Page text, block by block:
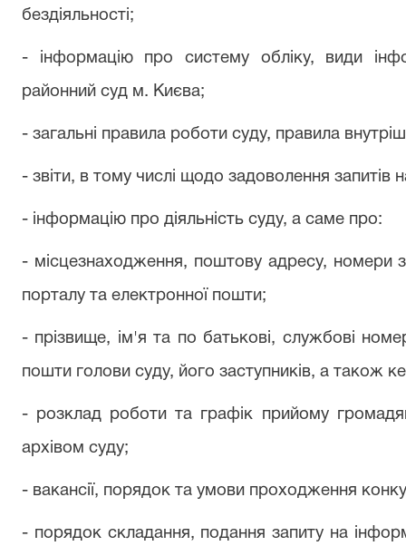
бездіяльності;
- інформацію про систему обліку, види
районний суд м. Києва;
- загальні правила роботи суду, правила
- звіти, в тому числі щодо задоволення запитів
- інформацію про діяльність суду, а саме про:
- місцезнаходження, поштову адресу, номери
порталу та електронної пошти;
- прізвище, ім'я та по батькові, службові
пошти голови суду, його заступників, а також
- розклад роботи та графік прийому
архівом суду;
- вакансії, порядок та умови проходження
- порядок складання, подання запиту на